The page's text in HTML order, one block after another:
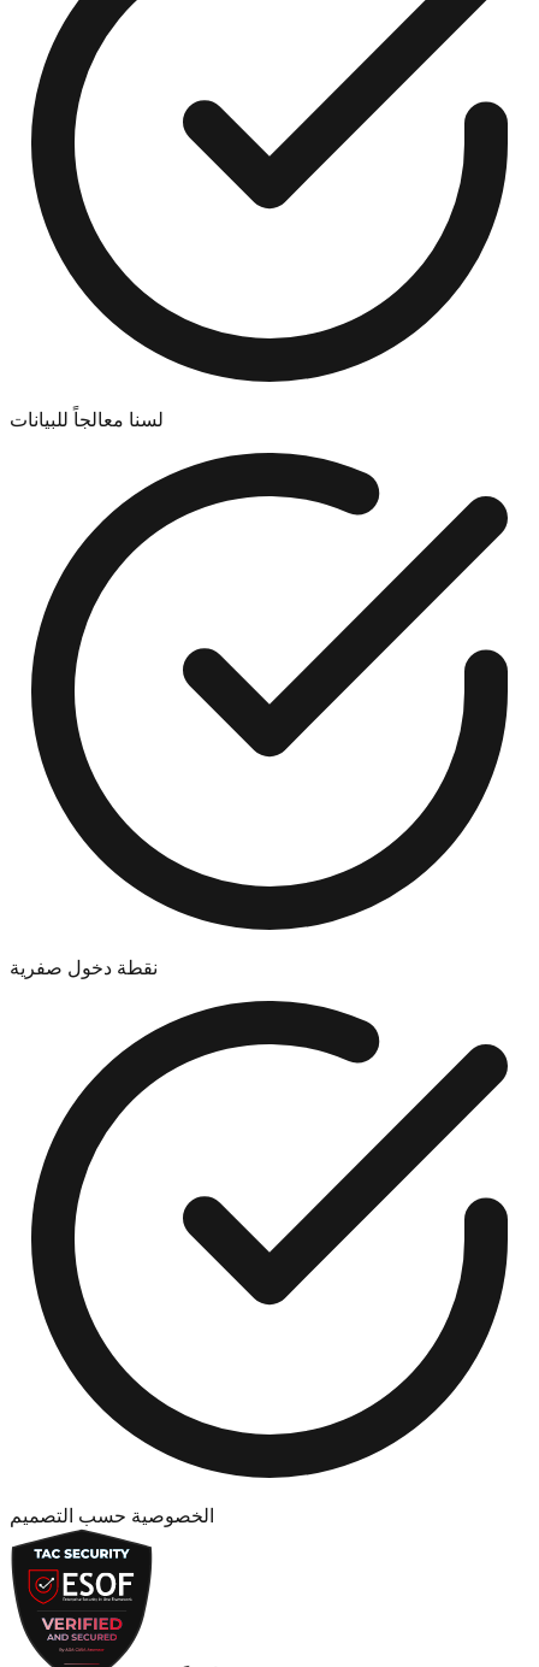
لسنا معالجاً للبيانات
نقطة دخول صفرية
الخصوصية حسب التصميم